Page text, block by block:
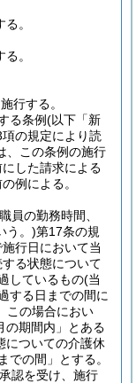
。
。
行する。
る条例(以下「新
の規定により読
、この条例の施行
した請求による
例による。
員の勤務時間、
う。)第17条の規
行日において当
る状態について
しているもの(当
する日までの間に
この場合におい
の期間内」とある
についての介護休
での間」とする。
認を受け、施行